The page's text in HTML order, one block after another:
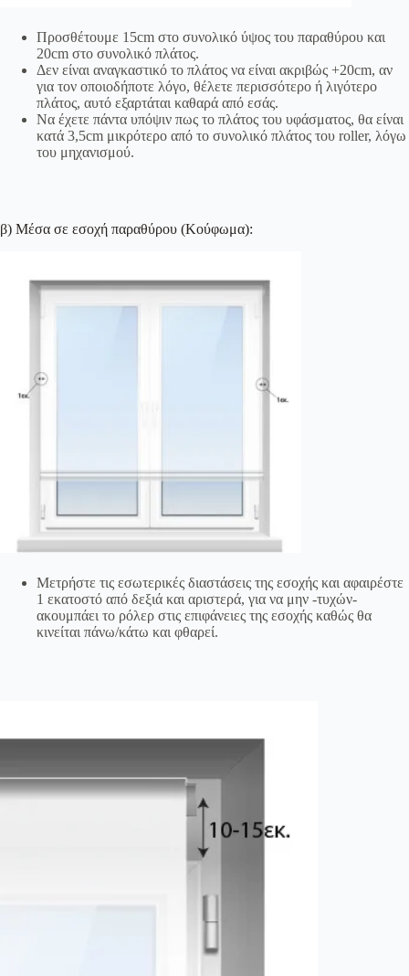
Προσθέτουμε 15cm στο συνολικό ύψος του παραθύρου και
20cm στο συνολικό πλάτος.
Δεν είναι αναγκαστικό το πλάτος να είναι ακριβώς +20cm, αν
για τον οποιοδήποτε λόγο, θέλετε περισσότερο ή λιγότερο
πλάτος, αυτό εξαρτάται καθαρά από εσάς.
Να έχετε πάντα υπόψιν πως το πλάτος του υφάσματος, θα είναι
κατά 3,5cm μικρότερο από το συνολικό πλάτος του roller, λόγω
του μηχανισμού.
β) Μέσα σε εσοχή παραθύρου (Κούφωμα):
Μετρήστε τις εσωτερικές διαστάσεις της εσοχής και αφαιρέστε
1 εκατοστό από δεξιά και αριστερά, για να μην -τυχών-
ακουμπάει το ρόλερ στις επιφάνειες της εσοχής καθώς θα
κινείται πάνω/κάτω και φθαρεί.